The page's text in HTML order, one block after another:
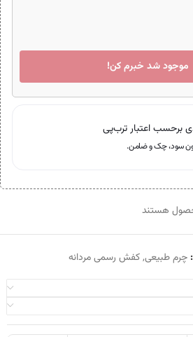
موجود شد خبرم کن!
برحسب اعتبار ترب‌پی
هستند
چرم طبیعی,کفش رسمی مردانه